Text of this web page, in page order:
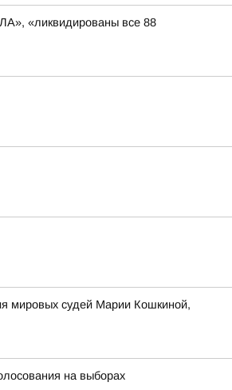
«ликвидированы все 88
мировых судей Марии Кошкиной,
на выборах